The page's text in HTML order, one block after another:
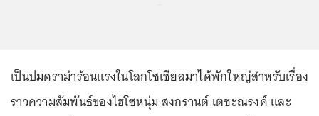
เป็นปมดราม่าร้อนแรงในโลกโซเชียลมาได้พักใหญ่สำหรับเรื่อง
ราวความสัมพันธ์ของไฮโซหนุ่ม สงกรานต์ เตชะณรงค์ และ